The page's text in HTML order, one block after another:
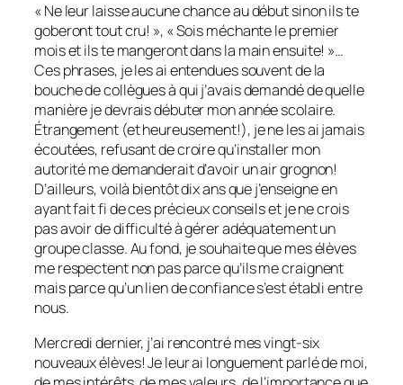
« Ne leur laisse aucune chance au début sinon ils te
goberont tout cru! », « Sois méchante le premier
mois et ils te mangeront dans la main ensuite! »…
Ces phrases, je les ai entendues souvent de la
bouche de collègues à qui j’avais demandé de quelle
manière je devrais débuter mon année scolaire.
Étrangement (et heureusement!), je ne les ai jamais
écoutées, refusant de croire qu’installer mon
autorité me demanderait d’avoir un air grognon!
D’ailleurs, voilà bientôt dix ans que j’enseigne en
ayant fait fi de ces précieux conseils et je ne crois
pas avoir de difficulté à gérer adéquatement un
groupe classe. Au fond, je souhaite que mes élèves
me respectent non pas parce qu’ils me craignent
mais parce qu’un lien de confiance s’est établi entre
nous.
Mercredi dernier, j’ai rencontré mes vingt-six
nouveaux élèves! Je leur ai longuement parlé de moi,